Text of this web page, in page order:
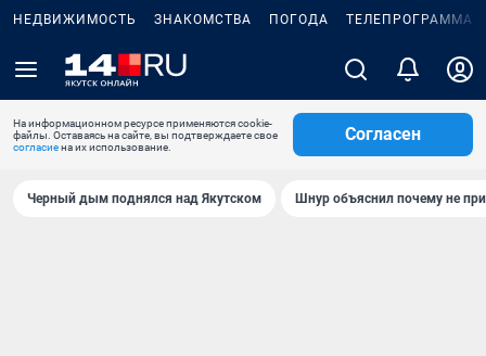
НЕДВИЖИМОСТЬ ЗНАКОМСТВА ПОГОДА ТЕЛЕПРОГРАММА
На информационном ресурсе применяются cookie-
файлы. Оставаясь на сайте, вы подтверждаете свое
согласиена их использование.
Согласен
Черный дым поднялся над Якутском Шнур объяснил почему не